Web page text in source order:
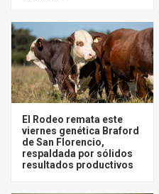
El Rodeo remata este
viernes genética Braford
de San Florencio,
respaldada por sólidos
resultados productivos